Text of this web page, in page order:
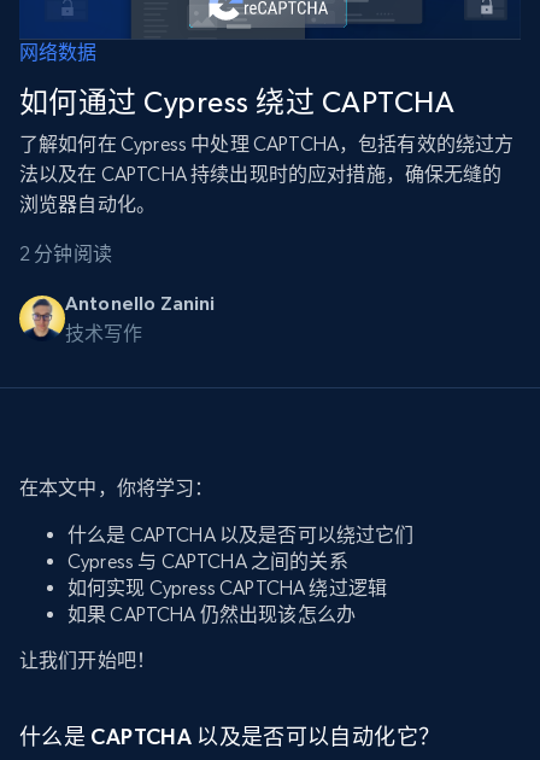
网络数据
如何通过 Cypress 绕过 CAPTCHA
了解如何在 Cypress 中处理 CAPTCHA，包括有效的绕过方
法以及在 CAPTCHA 持续出现时的应对措施，确保无缝的
浏览器自动化。
2 分钟阅读
Antonello Zanini
技术写作
在本文中，你将学习：
什么是 CAPTCHA 以及是否可以绕过它们
Cypress 与 CAPTCHA 之间的关系
如何实现 Cypress CAPTCHA 绕过逻辑
如果 CAPTCHA 仍然出现该怎么办
让我们开始吧！
什么是 CAPTCHA 以及是否可以自动化它？